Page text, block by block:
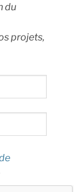
du
projets,